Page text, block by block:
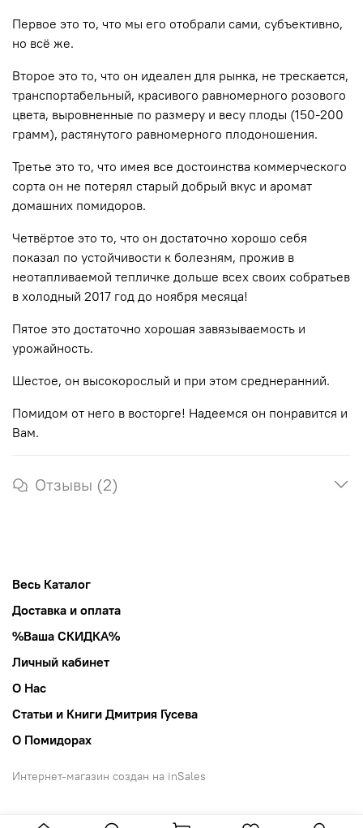
Первое это то, что мы его отобрали сами, субъективно,
но всё же.
Второе это то, что он идеален для рынка, не трескается,
транспортабельный, красивого равномерного розового
цвета, выровненные по размеру и весу плоды (150-200
грамм), растянутого равномерного плодоношения.
Третье это то, что имея все достоинства коммерческого
сорта он не потерял старый добрый вкус и аромат
домашних помидоров.
Четвёртое это то, что он достаточно хорошо себя
показал по устойчивости к болезням, прожив в
неотапливаемой тепличке дольше всех своих собратьев
в холодный 2017 год до ноября месяца!
Пятое это достаточно хорошая завязываемость и
урожайность.
Шестое, он высокорослый и при этом среднеранний.
Помидом от него в восторге! Надеемся он понравится и
Вам.
Отзывы (2)
Весь Каталог
Доставка и оплата
%Ваша СКИДКА%
Личный кабинет
О Нас
Статьи и Книги Дмитрия Гусева
О Помидорах
Интернет-магазин создан на inSales